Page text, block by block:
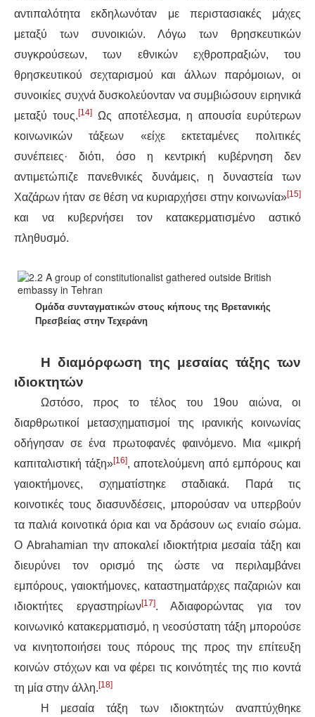
αντιπαλότητα εκδηλωνόταν με περιστασιακές μάχες
μεταξύ των συνοικιών. Λόγω των θρησκευτικών
συγκρούσεων, των εθνικών εχθροπραξιών, του
θρησκευτικού σεχταρισμού και άλλων παρόμοιων, οι
συνοικίες συχνά δυσκολεύονταν να συμβιώσουν ειρηνικά
μεταξύ τους.[14]
Ως αποτέλεσμα, η απουσία ευρύτερων
κοινωνικών τάξεων «είχε εκτεταμένες πολιτικές
συνέπειες· διότι, όσο η κεντρική κυβέρνηση δεν
αντιμετώπιζε πανεθνικές δυνάμεις, η δυναστεία των
Χαζάρων ήταν σε θέση να κυριαρχήσει στην κοινωνία»[15]
και να κυβερνήσει τον κατακερματισμένο αστικό
πληθυσμό.
Ομάδα συνταγματικών στους κήπους της Βρετανικής
Πρεσβείας στην Τεχεράνη
Η διαμόρφωση της μεσαίας τάξης των
ιδιοκτητών
Ωστόσο, προς το τέλος του 19ου αιώνα, οι
διαρθρωτικοί μετασχηματισμοί της ιρανικής κοινωνίας
οδήγησαν σε ένα πρωτοφανές φαινόμενο. Μια «μικρή
καπιταλιστική τάξη»[16], αποτελούμενη από εμπόρους και
γαιοκτήμονες, σχηματίστηκε σταδιακά. Παρά τις
κοινοτικές τους διασυνδέσεις, μπορούσαν να υπερβούν
τα παλιά κοινοτικά όρια και να δράσουν ως ενιαίο σώμα.
Ο Abrahamian την αποκαλεί ιδιοκτήτρια μεσαία τάξη και
διευρύνει τον ορισμό της ώστε να περιλαμβάνει
εμπόρους, γαιοκτήμονες, καταστηματάρχες παζαριών και
ιδιοκτήτες εργαστηρίων[17]. Αδιαφορώντας για τον
κοινωνικό κατακερματισμό, η νεοσύστατη τάξη μπορούσε
να κινητοποιήσει τους πόρους της προς την επίτευξη
κοινών στόχων και να φέρει τις κοινότητές της πιο κοντά
τη μία στην άλλη. [18]
Η μεσαία τάξη των ιδιοκτητών αναπτύχθηκε